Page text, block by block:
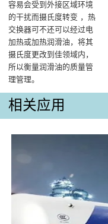
容易会受到外接区域环境
的干扰而摄氏度转变 ，热
交换器可不还可以经过电
加热或加热润滑油，将其
摄氏度更改到佳领域内，
所以衡量润滑油的质量管
理管理‌。
相关应用